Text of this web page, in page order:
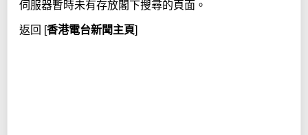
c
h
伺服器暫時未有存放閣下搜尋的頁面。
返回 [香港電台新聞主頁]